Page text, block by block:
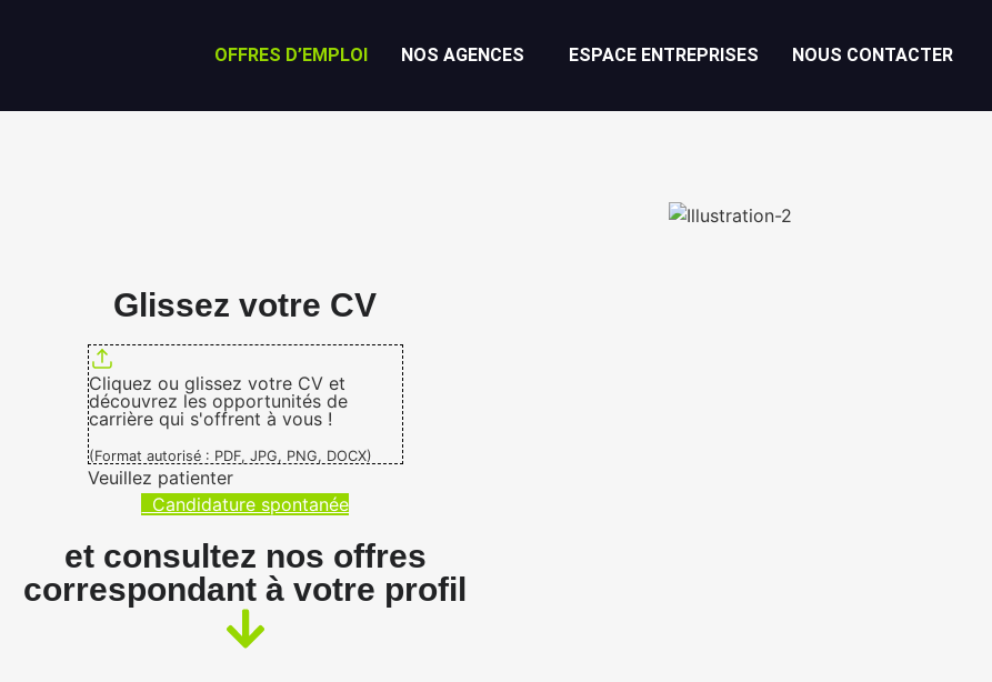
OFFRES D’EMPLOI NOS AGENCES ESPACE ENTREPRISES NOUS CONTACTER
Glissez votre CV
Cliquez ou glissez votre CV et
découvrez les opportunités de
carrière qui s'offrent à vous !
(Format autorisé : PDF, JPG, PNG, DOCX)
Veuillez patienter
Candidature spontanée
et consultez nos offres
correspondant à votre profil